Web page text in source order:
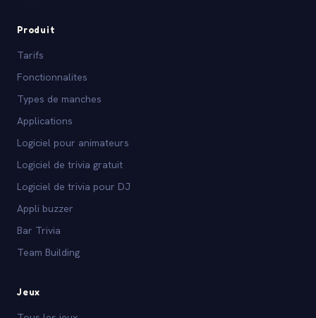
Produit
Tarifs
Fonctionnalites
Types de manches
Applications
Logiciel pour animateurs
Logiciel de trivia gratuit
Logiciel de trivia pour DJ
Appli buzzer
Bar Trivia
Team Building
Jeux